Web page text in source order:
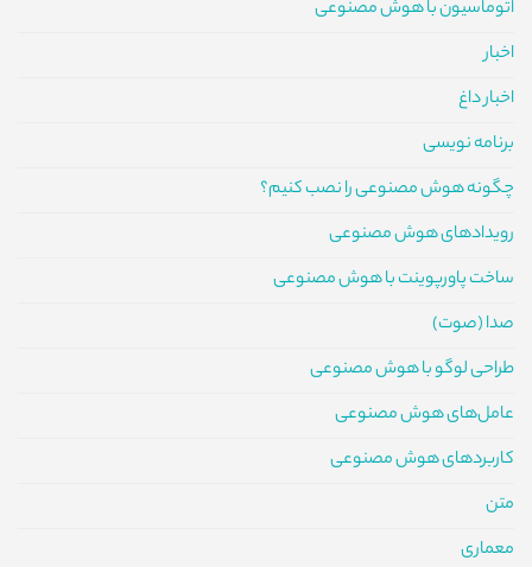
اتوماسیون با هوش مصنوعی
اخبار
اخبار داغ
برنامه نویسی
چگونه هوش مصنوعی را نصب کنیم؟
رویدادهای هوش مصنوعی
ساخت پاورپوینت با هوش مصنوعی
صدا (صوت)
طراحی لوگو با هوش مصنوعی
عامل‌های هوش مصنوعی
کاربردهای هوش مصنوعی
متن
معماری